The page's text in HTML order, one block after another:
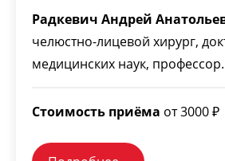
Радкевич Андрей
челюстно-лицевой хирург,
медицинских наук, профессор.
Стоимость приёма от 3000 ₽